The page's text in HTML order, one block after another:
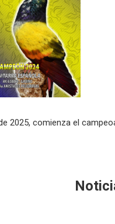
2025, comienza el